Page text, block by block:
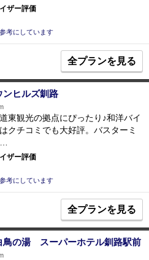
ザー評価
考にしています
全プランを見る
ンヒルズ釧路
東観光の拠点にぴったり♪和洋バイ
クチコミでも大好評。バスターミ
…
ザー評価
考にしています
全プランを見る
の湯 スーパーホテル釧路駅前